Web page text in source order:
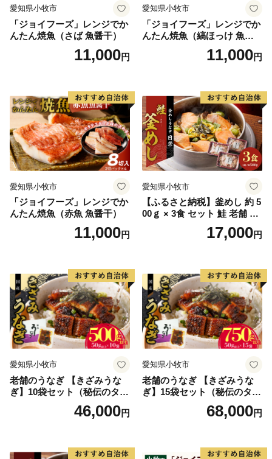
愛知県小牧市
「ジョイフーズ」レンジでか
んたん焼魚（さば 魚醤干）
11,000円
愛知県小牧市
「ジョイフーズ」レンジでか
んたん焼魚（縞ほっけ 魚醤
11,000円
愛知県小牧市
「ジョイフーズ」レンジでか
んたん焼魚（赤魚 魚醤干）
11,000円
愛知県小牧市
【ふるさと納税】釜めし 約 5
00ｇ × 3食 セット 鮭 老舗 急
速冷凍 レンチン 時短 簡単調
理 食品 加工品 海鮮 手作り
り寄せグルメ 愛知県 小牧市
送料無料
17,000円
愛知県小牧市
老舗のうなぎ 【きざみうな
ぎ】10袋セット（秘伝のタレ
46,000円
愛知県小牧市
老舗のうなぎ 【きざみうな
ぎ】15袋セット（秘伝のタレ
68,000円